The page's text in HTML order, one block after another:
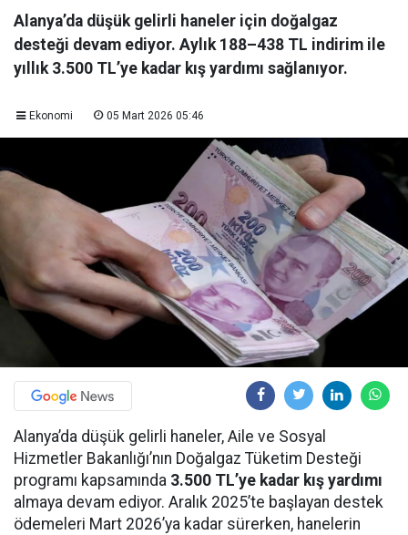
Alanya’da düşük gelirli haneler için doğalgaz
desteği devam ediyor. Aylık 188–438 TL indirim ile
yıllık 3.500 TL’ye kadar kış yardımı sağlanıyor.
Ekonomi 05 Mart 2026 05:46
Alanya’da düşük gelirli haneler, Aile ve Sosyal
Hizmetler Bakanlığı’nın Doğalgaz Tüketim Desteği
programı kapsamında 3.500 TL’ye kadar kış yardımı
almaya devam ediyor. Aralık 2025’te başlayan destek
ödemeleri Mart 2026’ya kadar sürerken, hanelerin